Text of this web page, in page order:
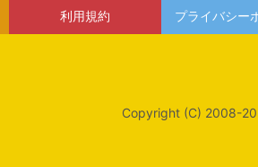
利用規約 プライバシー
Copyright (C) 2008-